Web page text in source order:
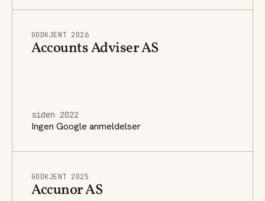
GODKJENT 2026
Accounts Adviser AS
siden 2022
Ingen Google anmeldelser
GODKJENT 2025
Accunor AS